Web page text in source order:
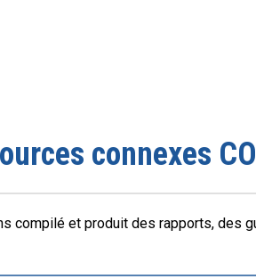
connexes
compilé et produit des rapports, des